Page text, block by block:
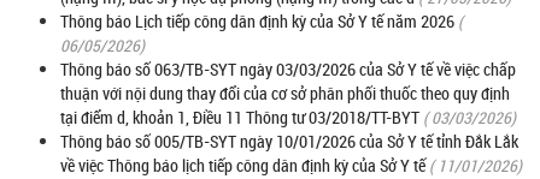
Thông báo Lịch tiếp công dân định kỳ của Sở Y tế năm 2026 (
06/05/2026)
Thông báo số 063/TB-SYT ngày 03/03/2026 của Sở Y tế về việc chấp
thuận với nội dung thay đổi của cơ sở phân phối thuốc theo quy định
tại điểm d, khoản 1, Điều 11 Thông tư 03/2018/TT-BYT ( 03/03/2026)
Thông báo số 005/TB-SYT ngày 10/01/2026 của Sở Y tế tỉnh Đắk Lắk
về việc Thông báo lịch tiếp công dân định kỳ của Sở Y tế ( 11/01/2026)